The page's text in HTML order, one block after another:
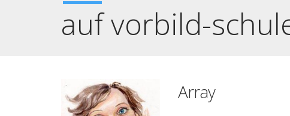
auf vorbild-
Array